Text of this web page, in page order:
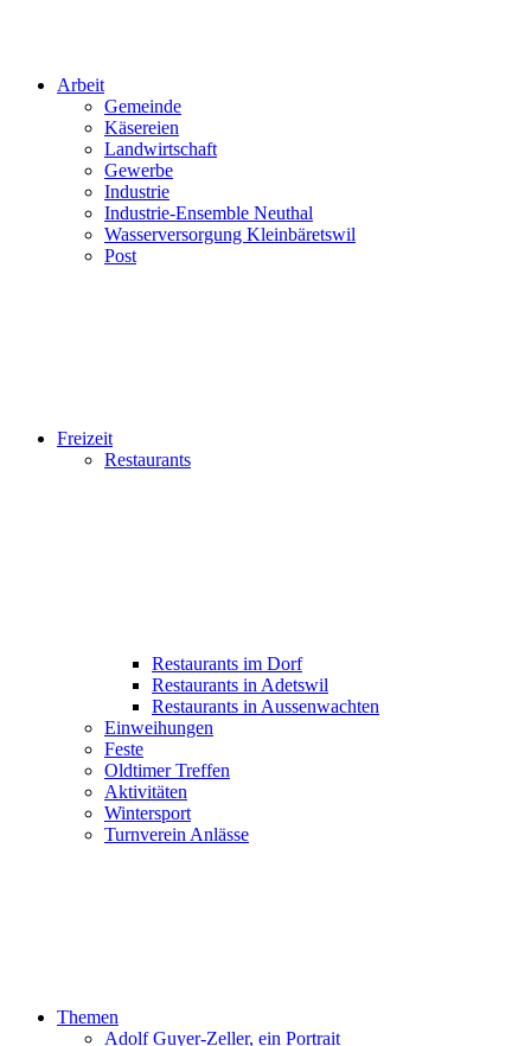
Arbeit
Gemeinde
Käsereien
Landwirtschaft
Gewerbe
Industrie
Industrie-Ensemble Neuthal
Wasserversorgung Kleinbäretswil
Post
Freizeit
Restaurants
Restaurants im Dorf
Restaurants in Adetswil
Restaurants in Aussenwachten
Einweihungen
Feste
Oldtimer Treffen
Aktivitäten
Wintersport
Turnverein Anlässe
Themen
Adolf Guyer-Zeller, ein Portrait